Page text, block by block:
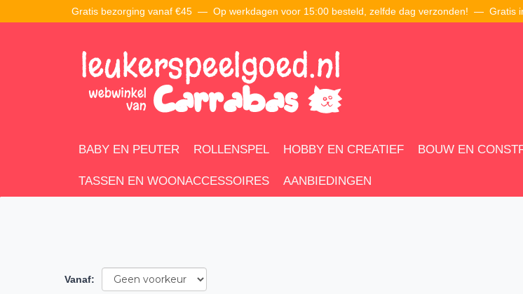
Gratis bezorging vanaf €45 — Op werkdagen voor 15:00 besteld, zelfde dag verzonden! — Gratis
BABY EN PEUTER ROLLENSPEL HOBBY EN CREATIEF BOUW EN
TASSEN EN WOONACCESSOIRES AANBIEDINGEN
Vanaf: